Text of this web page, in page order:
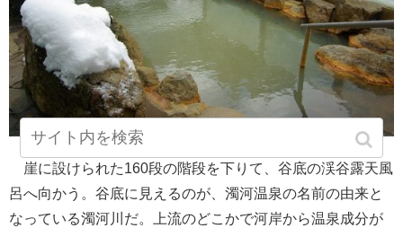
崖に設けられた160段の階段を下りて、谷底の渓谷露天風
呂へ向かう。谷底に見えるのが、濁河温泉の名前の由来と
なっている濁河川だ。上流のどこかで河岸から温泉成分が